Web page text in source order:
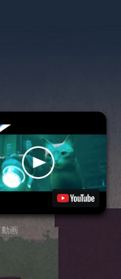
動画